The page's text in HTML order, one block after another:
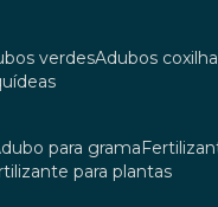
verdes adubos coxilha
adubo para grama
para plantas